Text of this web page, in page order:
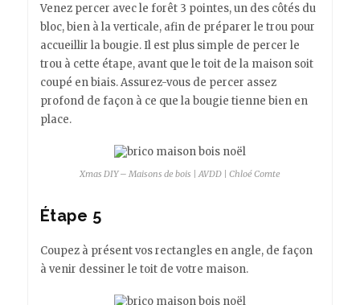
Venez percer avec le forêt 3 pointes, un des côtés du
bloc, bien à la verticale, afin de préparer le trou pour
accueillir la bougie. Il est plus simple de percer le
trou à cette étape, avant que le toit de la maison soit
coupé en biais. Assurez-vous de percer assez
profond de façon à ce que la bougie tienne bien en
place.
Xmas DIY – Maisons de bois | AVDD | Chloé Comte
Étape 5
Coupez à présent vos rectangles en angle, de façon
à venir dessiner le toit de votre maison.